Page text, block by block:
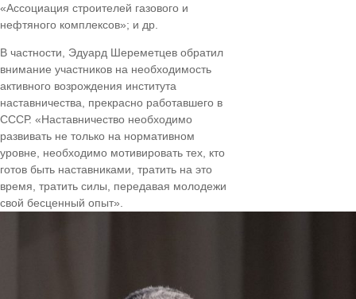
«Ассоциация строителей газового и
нефтяного комплексов»; и др.
В частности, Эдуард Шереметцев обратил
внимание участников на необходимость
активного возрождения института
наставничества, прекрасно работавшего в
СССР. «Наставничество необходимо
развивать не только на нормативном
уровне, необходимо мотивировать тех, кто
готов быть наставниками, тратить на это
время, тратить силы, передавая молодежи
свой бесценный опыт».